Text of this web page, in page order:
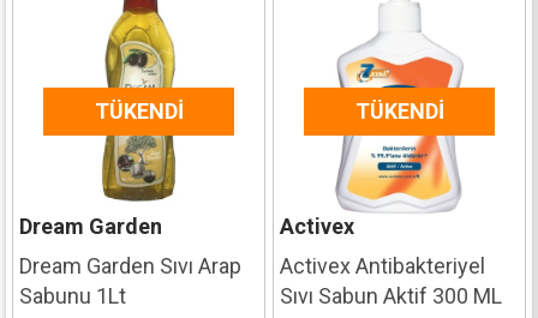
TÜKENDI
Dream Garden
Dream Garden Sıvı Arap
Sabunu 1Lt
TÜKENDI
Activex
Activex Antibakteriyel
Sıvı Sabun Aktif 300 ML